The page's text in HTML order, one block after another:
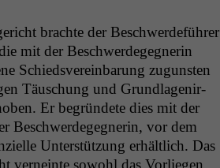
brachte der Beschw­erde­führer
mit der Beschw­erdegeg­ner­in
Schiedsvere­in­barung zugun­sten
Täuschung und Grund­la­genir­
Er begrün­dete dies mit der
Beschw­erdegeg­ner­in, vor dem
Unter­stützung erhältlich. Das
verneinte sowohl das Vor­liegen